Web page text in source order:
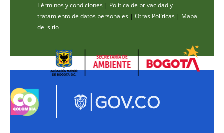
Términos y condiciones | Política de privacidad y
tratamiento de datos personales | Otras Políticas | Mapa
del sitio